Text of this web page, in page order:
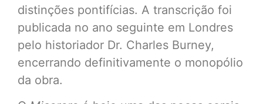
distinções pontifícias. A transcrição foi
publicada no ano seguinte em Londres
pelo historiador Dr. Charles Burney,
encerrando definitivamente o monopólio
da obra.